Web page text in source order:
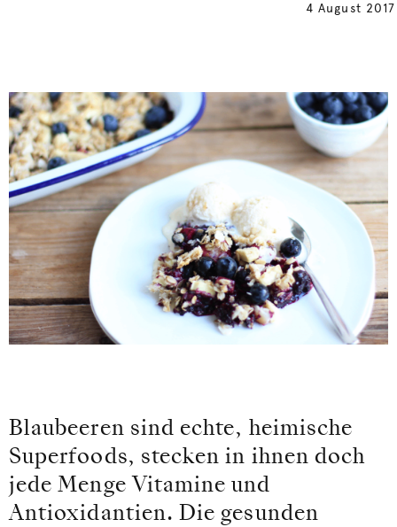
4 August 2017
Blaubeeren sind echte, heimische
Superfoods, stecken in ihnen doch
jede Menge Vitamine und
Antioxidantien. Die gesunden